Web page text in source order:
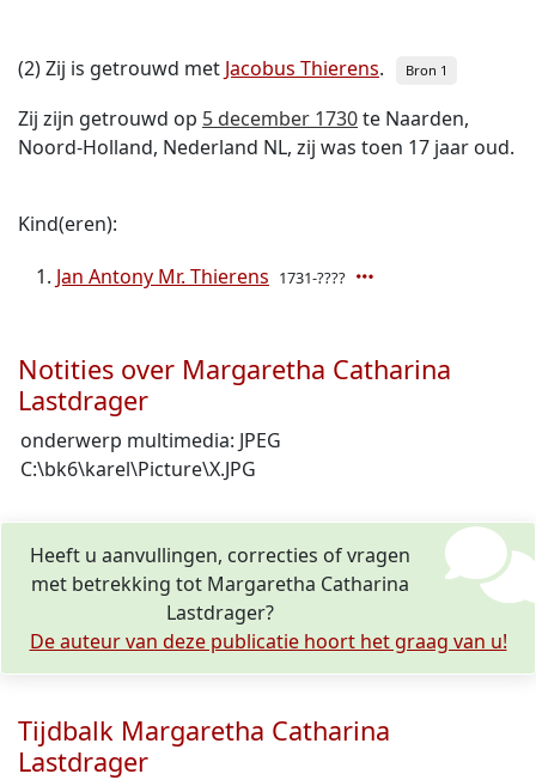
(2) Zij is getrouwd met Jacobus Thierens. Bron 1
Zij zijn getrouwd op 5 december 1730te Naarden,
Noord-Holland, Nederland NL, zij was toen 17 jaar oud.
Kind(eren):
Jan Antony Mr. Thierens 1731-????
Notities over Margaretha Catharina
Lastdrager
onderwerp multimedia: JPEG
C:\bk6\karel\Picture\X.JPG
Heeft u aanvullingen, correcties of vragen
met betrekking tot Margaretha Catharina
Lastdrager?
De auteur van deze publicatie hoort het graag van u!
Tijdbalk Margaretha Catharina
Lastdrager